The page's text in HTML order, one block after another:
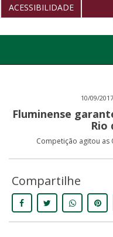
10/09/
Fluminense
Rio
Competição agitou as
Compartilhe
ACESSIBILIDADE